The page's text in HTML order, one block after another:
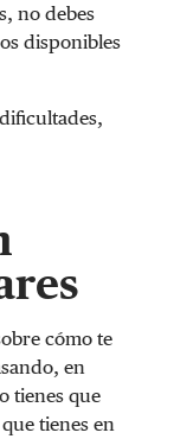
no debes
disponibles
cómo te
en
tienes que
tienes en